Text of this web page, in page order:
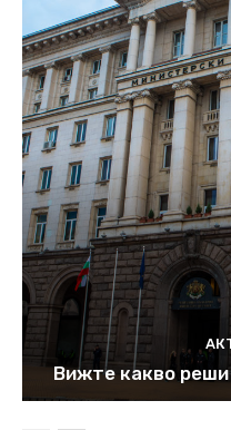
Вижте какво